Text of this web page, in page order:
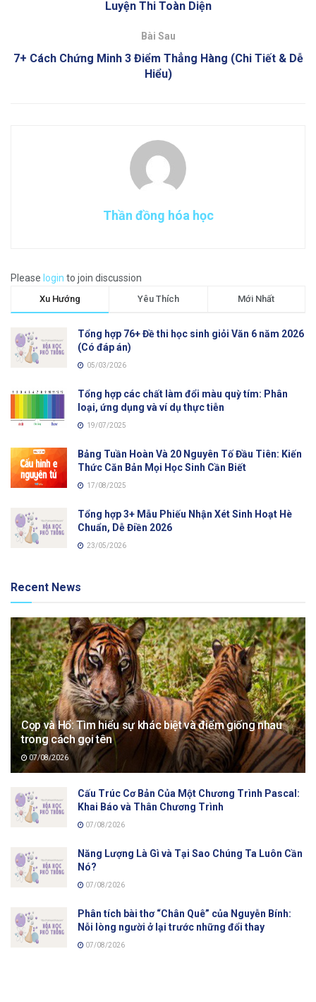
Luyện Thi Toàn Diện
Bài Sau
7+ Cách Chứng Minh 3 Điểm Thẳng Hàng (Chi Tiết & Dễ
Hiểu)
Thần đồng hóa học
Please login to join discussion
Xu Hướng Yêu Thích Mới Nhất
Tổng hợp 76+ Đề thi học sinh giỏi Văn 6 năm 2026
(Có đáp án)
05/03/2026
Tổng hợp các chất làm đổi màu quỳ tím: Phân
loại, ứng dụng và ví dụ thực tiễn
19/07/2025
Bảng Tuần Hoàn Và 20 Nguyên Tố Đầu Tiên: Kiến
Thức Căn Bản Mọi Học Sinh Cần Biết
17/08/2025
Tổng hợp 3+ Mẫu Phiếu Nhận Xét Sinh Hoạt Hè
Chuẩn, Dễ Điền 2026
23/05/2026
Recent News
Cọp và Hổ: Tìm hiểu sự khác biệt và điểm giống nhau
trong cách gọi tên
07/08/2026
Cấu Trúc Cơ Bản Của Một Chương Trình Pascal:
Khai Báo và Thân Chương Trình
07/08/2026
Năng Lượng Là Gì và Tại Sao Chúng Ta Luôn Cần
Nó?
07/08/2026
Phân tích bài thơ “Chân Quê” của Nguyễn Bính:
Nỗi lòng người ở lại trước những đổi thay
07/08/2026